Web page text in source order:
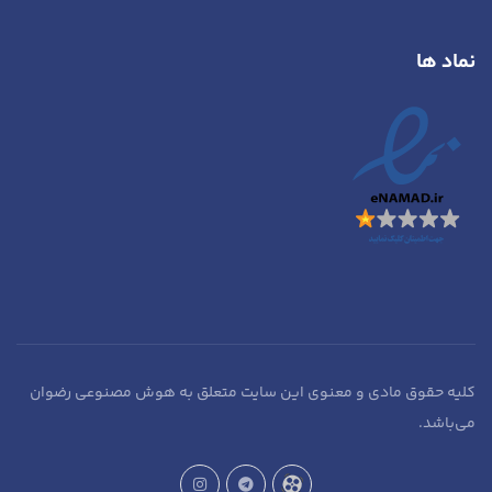
نماد ها
کلیه حقوق مادی و معنوی این سایت متعلق به هوش مصنوعی رضوان
می‌باشد.